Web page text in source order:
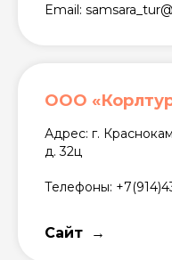
Email:
ООО
Адрес: г.
д. 32ц
Телефоны:
Сайт